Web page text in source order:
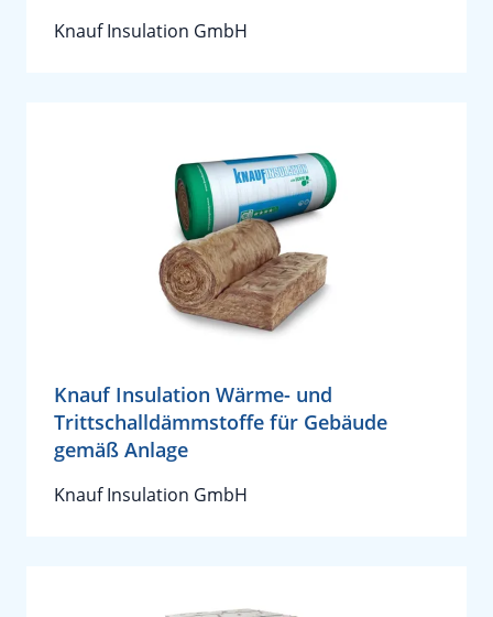
Knauf Insulation GmbH
Knauf Insulation Wärme- und
Trittschalldämmstoffe für Gebäude
gemäß Anlage
Knauf Insulation GmbH